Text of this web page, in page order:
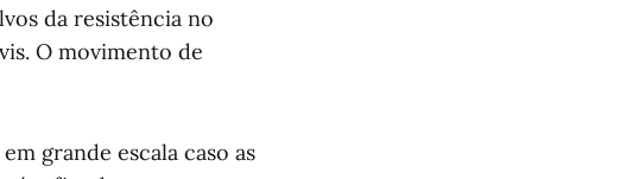
da resistência no
O movimento de
grande escala caso as